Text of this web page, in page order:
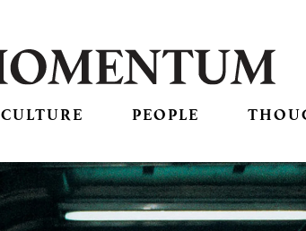
CULTURE PEOPLE